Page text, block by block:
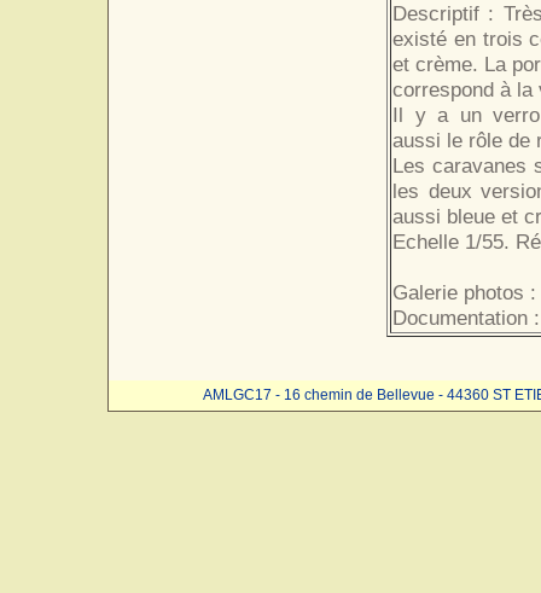
Descriptif :
existé en trois
et crème. La
correspond à la
Il y a un
aussi le rôle de
Les caravanes
les deux
aussi bleue et
Echelle 1/55.
Galerie photos :
Documentation :
AMLGC17 - 16 chemin de Bellevue - 44360 ST